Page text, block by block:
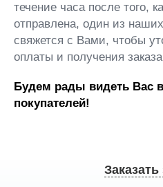
течение часа после того,
отправлена, один из
свяжется с Вами, чтобы
оплаты и получения
Будем рады видеть Вас
покупателей!